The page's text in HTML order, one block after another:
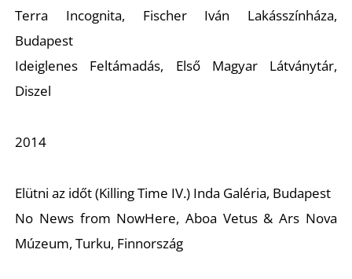
Terra Incognita, Fischer Iván Lakásszínháza,
Budapest
Ideiglenes Feltámadás, Első Magyar Látványtár,
Diszel
2014
Elütni az időt (Killing Time IV.) Inda Galéria, Budapest
No News from NowHere, Aboa Vetus & Ars Nova
Múzeum, Turku, Finnország